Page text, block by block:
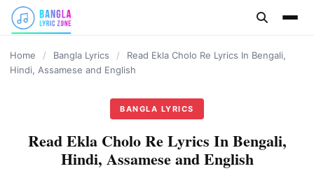
content
Home / Bangla Lyrics /
Read Ekla Cholo Re Lyrics In Bengali,
Hindi, Assamese and English
BANGLA LYRICS
Read Ekla Cholo Re Lyrics In Bengali,
Hindi, Assamese and English